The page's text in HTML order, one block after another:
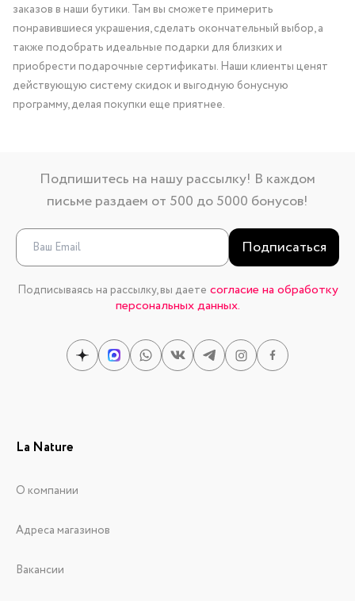
заказов в наши бутики. Там вы сможете примерить
понравившиеся украшения, сделать окончательный выбор, а
также подобрать идеальные подарки для близких и
приобрести подарочные сертификаты. Наши клиенты ценят
действующую систему скидок и выгодную бонусную
программу, делая покупки еще приятнее.
Подпишитесь на нашу рассылку! В каждом
письме раздаем от 500 до 5000 бонусов!
Подписаться
Подписываясь на рассылку, вы даете согласие на обработку
персональных данных.
La Nature
О компании
Адреса магазинов
Вакансии